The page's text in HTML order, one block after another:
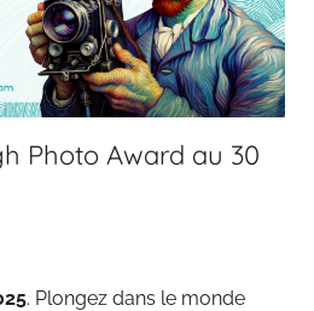
Photo Award au 30
. Plongez dans le monde